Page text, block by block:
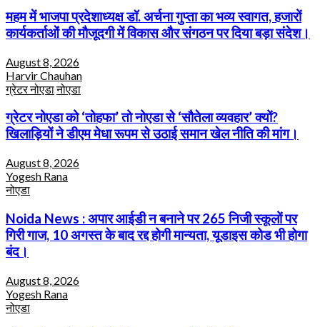
महम में भाजपा प्रदेशाध्यक्ष डॉ. अर्चना गुप्ता का भव्य स्वागत, हजारों
कार्यकर्ताओं की मौजूदगी में विकास और संगठन पर दिया बड़ा संदेश।
August 8, 2026
Harvir Chauhan
ग्रेटर नोएडानोएडा
ग्रेटर नोएडा को ‘तोहफा’ तो नोएडा से ‘सौतेला व्यवहार’ क्यों?
खिलाड़ियों ने डीएम मेधा रूपम से उठाई समान खेल नीति की मांग।
August 8, 2026
Yogesh Rana
नोएडा
Noida News : अपार आईडी न बनाने पर 265 निजी स्कूलों पर
गिरी गाज, 10 अगस्त के बाद रद्द होगी मान्यता, यूडाइस कोड भी होगा
बंद।
August 8, 2026
Yogesh Rana
नोएडा